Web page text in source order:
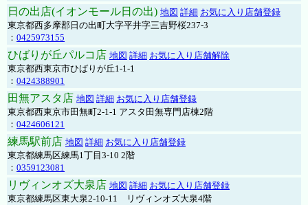
日の出店(イオンモール日の出) 地図 詳細 お気に入り店舗登録
東京都西多摩郡日の出町大字平井字三吉野桜237-3
： 0425973155
ひばりが丘パルコ店 地図 詳細 お気に入り店舗解除
東京都西東京市ひばりが丘1-1-1
： 0424388901
田無アスタ店 地図 詳細 お気に入り店舗登録
東京都西東京市田無町2-1-1 アスタ田無専門店棟2階
： 0424606121
練馬駅前店 地図 詳細 お気に入り店舗登録
東京都練馬区練馬1丁目3-10 2階
： 0359123081
リヴィンオズ大泉店 地図 詳細 お気に入り店舗登録
東京都練馬区東大泉2-10-11 リヴィンオズ大泉4階